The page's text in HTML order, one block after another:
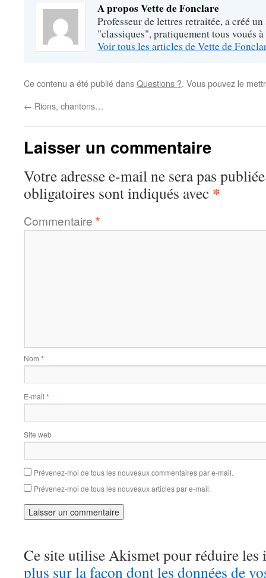
A propos Vette de Fonclare
Professeur de lettres retraitée, a créé
"classiques", pratiquement tous voués
Voir tous les articles de Vette de
Ce contenu a été publié dansQuestions ?. Vous pouvez le
← Rions, chantons…
Laisser un commentaire
Votre adresse e-mail ne sera pas
obligatoires sont indiqués avec *
Commentaire *
Nom *
E-mail *
Site web
Prévenez-moi de tous les nouveaux commentaires par e-mail.
Prévenez-moi de tous les nouveaux articles par e-mail.
Ce site utilise Akismet pour réduire les
plus sur la façon dont les données de